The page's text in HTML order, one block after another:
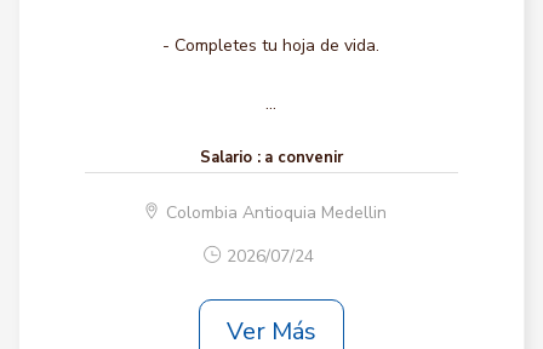
- Completes tu hoja de vida.
...
Salario : a convenir
Colombia Antioquia Medellin
2026/07/24
Ver Más